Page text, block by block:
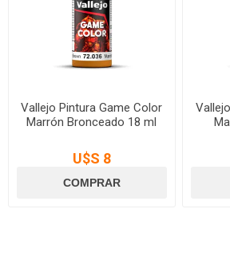
Vallejo Pintura Game Color
Marrón Bronceado 18 ml
U$S 8